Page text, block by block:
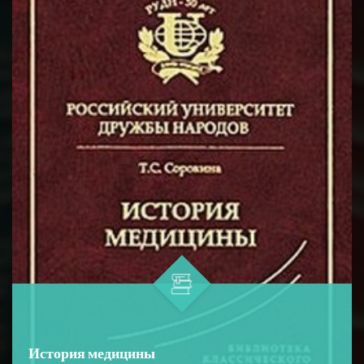
возбуждения в нервных волокна...
История медицины